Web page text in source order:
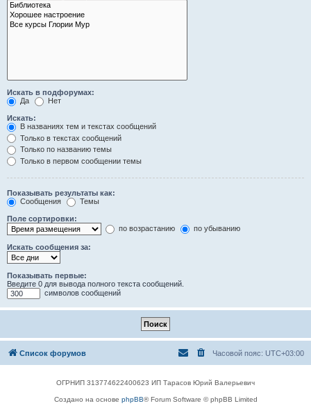
Искать в подфорумах:
Да
Нет
Искать:
В названиях тем и текстах сообщений
Только в текстах сообщений
Только по названию темы
Только в первом сообщении темы
Показывать результаты как:
Сообщения
Темы
Поле сортировки:
по возрастанию
по убыванию
Искать сообщения за:
Показывать первые:
Введите 0 для вывода полного текста сообщений.
символов сообщений
Список форумов Часовой пояс: UTC+03:00
ОГРНИП 313774622400623 ИП Тарасов Юрий Валерьевич
Создано на основе phpBB® Forum Software © phpBB Limited